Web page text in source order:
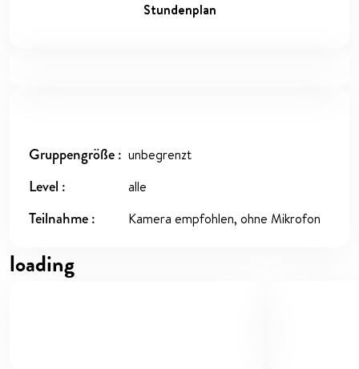
Stundenplan
Gruppengröße unbegrenzt
Level alle
Teilnahme Kamera empfohlen, ohne Mikrofon
loading